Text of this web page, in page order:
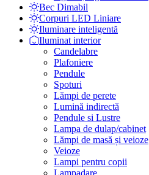
Bec Dimabil
Corpuri LED Liniare
Iluminare inteligentă
Iluminat interior
Candelabre
Plafoniere
Pendule
Spoturi
Lămpi de perete
Lumină indirectă
Pendule si Lustre
Lampa de dulap/cabinet
Lămpi de masă și veioze
Veioze
Lampi pentru copii